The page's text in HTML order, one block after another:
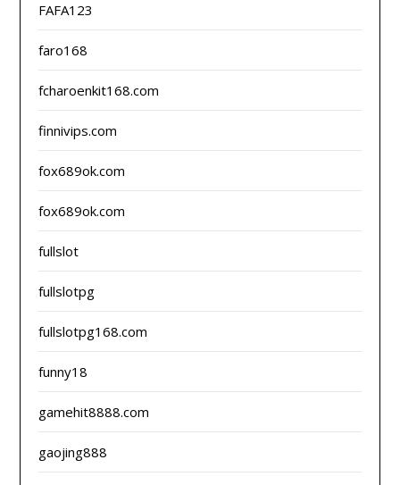
FAFA123
faro168
fcharoenkit168.com
finnivips.com
fox689ok.com
fox689ok.com
fullslot
fullslotpg
fullslotpg168.com
funny18
gamehit8888.com
gaojing888